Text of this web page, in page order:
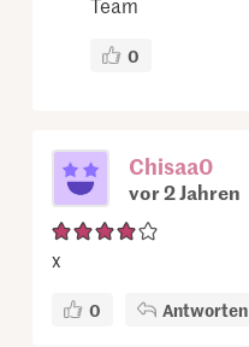
0
Chisaa0
vor 2 Jahren
x
0 Antworten